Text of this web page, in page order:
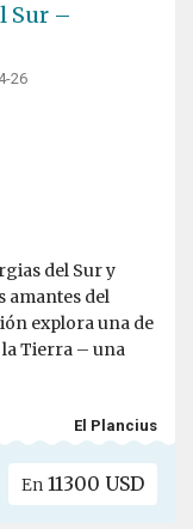
Sur –
26
del Sur y
amantes del
explora una de
Tierra – una
El Plancius
En 11300 USD